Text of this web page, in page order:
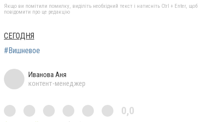
Якщо ви помітили помилку, виділіть необхідний текст і натисніть Ctrl + Enter, щоб
повідомити про це редакцію
СЕГОДНЯ
#Вишневое
Иванова Аня
контент-менеджер
0,0